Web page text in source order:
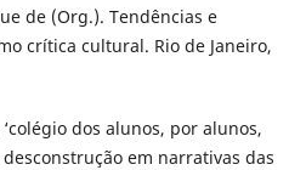
de (Org.). Tendências e
crítica cultural. Rio de Janeiro,
dos alunos, por alunos,
em narrativas das